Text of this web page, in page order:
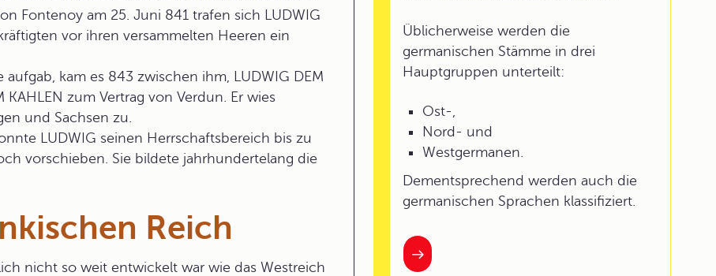
Fontenoy am 25. Juni 841 trafen sich LUDWIG
vor ihren versammelten Heeren ein
kam es 843 zwischen ihm, LUDWIG DEM
KAHLEN zum Vertrag von Verdun. Er wies
und Sachsen zu.
LUDWIG seinen Herrschaftsbereich bis zu
vorschieben. Sie bildete jahrhundertelang die
Reich
nicht so weit entwickelt war wie das Westreich
Üblicherweise werden die
germanischen Stämme in drei
Hauptgruppen unterteilt:
Ost-,
Nord- und
Westgermanen.
Dementsprechend werden auch die
germanischen Sprachen klassifiziert.